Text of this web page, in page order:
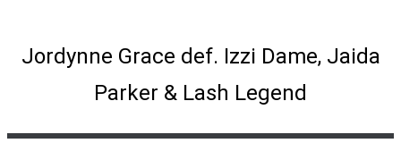
Jordynne Grace def. Izzi Dame, Jaida
Parker & Lash Legend